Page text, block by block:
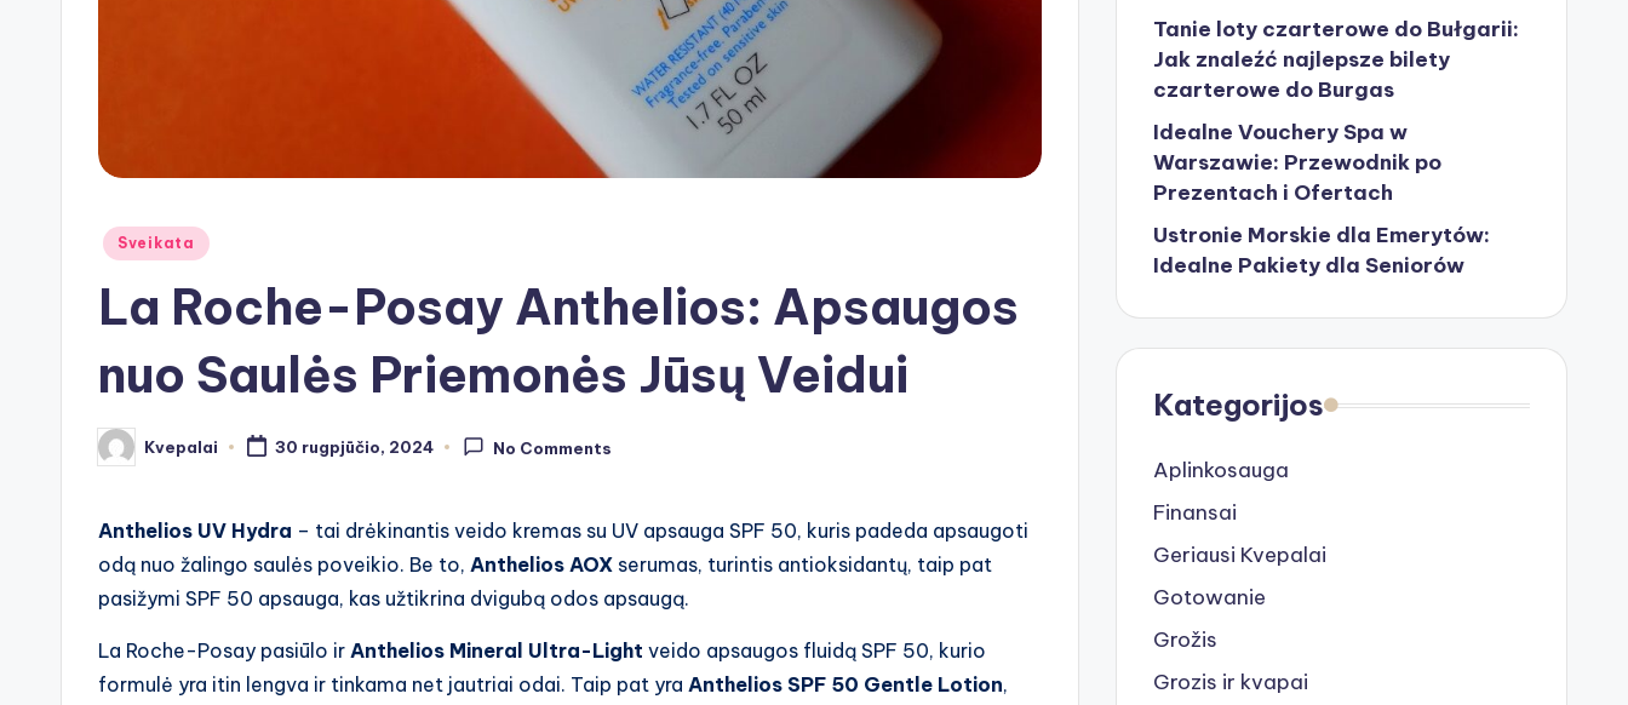
Posted
Sveikata
La Roche-Posay Anthelios: Apsaugos
nuo Saulės Priemonės Jūsų Veidui
Posted
by
Kvepalai 30 rugpjūčio, 2024 No Comments
Anthelios UV Hydra – tai drėkinantis veido kremas su UV apsauga SPF 50, kuris padeda apsaugoti
odą nuo žalingo saulės poveikio. Be to, Anthelios AOX serumas, turintis antioksidantų, taip pat
pasižymi SPF 50 apsauga, kas užtikrina dvigubą odos apsaugą.
La Roche-Posay pasiūlo ir Anthelios Mineral Ultra-Light veido apsaugos fluidą SPF 50, kurio
formulė yra itin lengva ir tinkama net jautriai odai. Taip pat yra Anthelios SPF 50 Gentle Lotion,
Tanie loty czarterowe do Bułgarii:
Jak znaleźć najlepsze bilety
czarterowe do Burgas
Idealne Vouchery Spa w
Warszawie: Przewodnik po
Prezentach i Ofertach
Ustronie Morskie dla Emerytów:
Idealne Pakiety dla Seniorów
Kategorijos
Aplinkosauga
Finansai
Geriausi Kvepalai
Gotowanie
Grožis
Grozis ir kvapai